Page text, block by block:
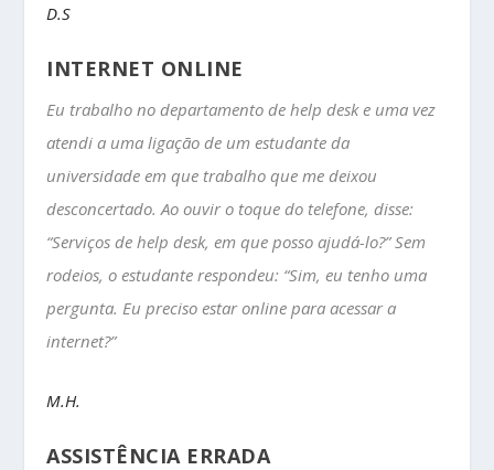
D.S
INTERNET ONLINE
Eu trabalho no departamento de help desk e uma vez
atendi a uma ligação de um estudante da
universidade em que trabalho que me deixou
desconcertado. Ao ouvir o toque do telefone, disse:
“Serviços de help desk, em que posso ajudá-lo?” Sem
rodeios, o estudante respondeu: “Sim, eu tenho uma
pergunta. Eu preciso estar online para acessar a
internet?”
M.H.
ASSISTÊNCIA ERRADA